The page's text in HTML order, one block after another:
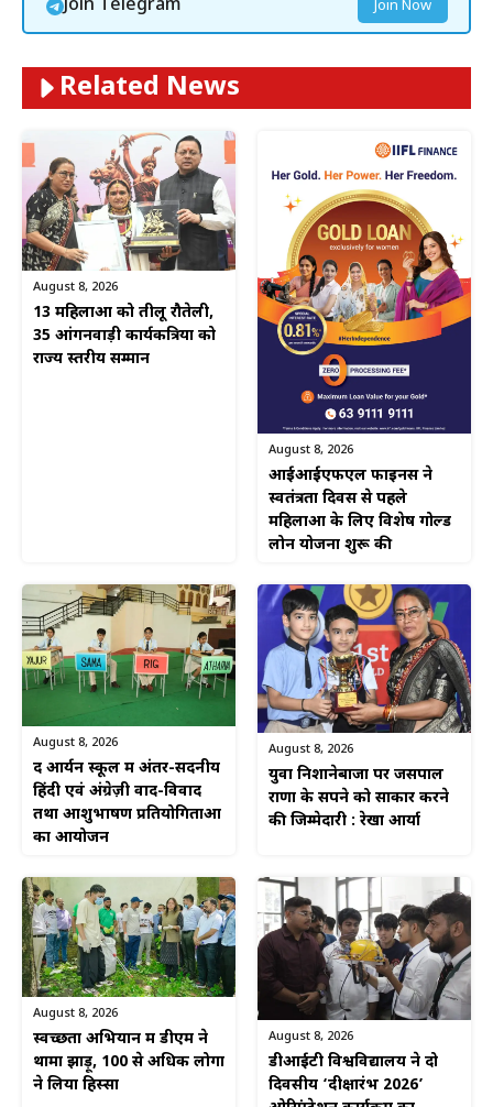
Join Telegram Join Now
Related News
August 8, 2026
13 महिलाओं को तीलू रौतेली,
35 आंगनवाड़ी कार्यकत्रियों को
राज्य स्तरीय सम्मान
August 8, 2026
आईआईएफएल फाइनेंस ने
स्वतंत्रता दिवस से पहले
महिलाओं के लिए विशेष गोल्ड
लोन योजना शुरू की
August 8, 2026
द आर्यन स्कूल में अंतर-सदनीय
हिंदी एवं अंग्रेज़ी वाद-विवाद
तथा आशुभाषण प्रतियोगिताओं
का आयोजन
August 8, 2026
युवा निशानेबाजों पर जसपाल
राणा के सपने को साकार करने
की जिम्मेदारी : रेखा आर्या
August 8, 2026
स्वच्छता अभियान में डीएम ने
थामा झाड़ू, 100 से अधिक लोगों
ने लिया हिस्सा
August 8, 2026
डीआईटी विश्वविद्यालय ने दो
दिवसीय ‘दीक्षारंभ 2026’